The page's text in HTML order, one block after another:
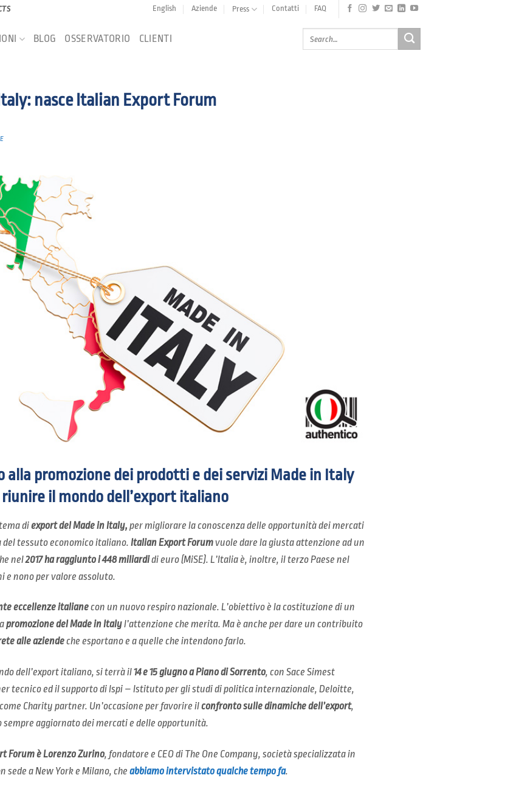
English Aziende Press Contatti FAQ
BLOG OSSERVATORIO CLIENTI
nasce Italian Export Forum
alla promozione dei prodotti e dei servizi Made in Italy
il mondo dell’export italiano
diexport del Made in Italy, per migliorare la conoscenza delle opportunità dei mercati
tessuto economico italiano. Italian Export Forumvuole dare la giusta attenzione ad un
nel2017 ha raggiunto i 448 miliardidi euro (MiSE). L’Italia è, inoltre, il terzo Paese nel
e nono per valore assoluto.
eccellenze italianecon un nuovo respiro nazionale. L’obiettivo è la costituzione di un
promozione del Made in Italyl’attenzione che merita. Ma è anche per dare un contribuito
alle aziendeche esportano e a quelle che intendono farlo.
dell’export italiano, si terrà il14 e 15 giugno a Piano di Sorrento, con Sace Simest
tecnico ed il supporto di Ispi – Istituto per gli studi di politica internazionale, Deloitte,
Charity partner. Un’occasione per favorire ilconfronto sulle dinamiche dell’export,
aggiornato dei mercati e delle opportunità.
Forum è Lorenzo Zurino, fondatore e CEO di The One Company, società specializzata in
a New York e Milano, che abbiamo intervistato qualche tempo fa.